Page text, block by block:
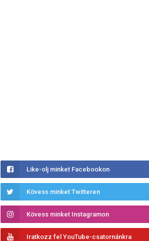
Like-olj minket Facebookon
Kövess minket Twitteren
Kövess minket Instagramon
Iratkozz fel YouTube-csatornánkra